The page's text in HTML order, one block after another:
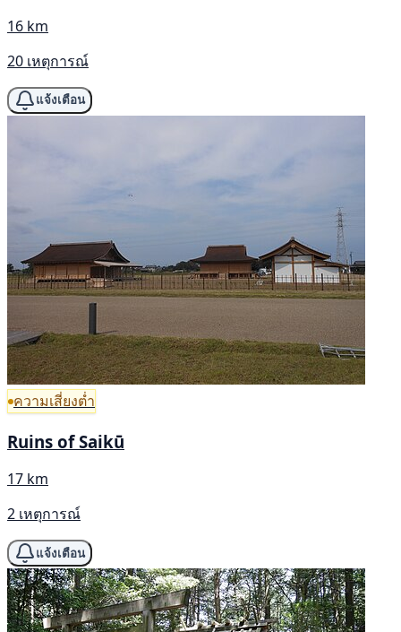
16 km
20 เหตุการณ์
แจ้งเตือน
ความเสี่ยงต่ำ
Ruins of Saikū
17 km
2 เหตุการณ์
แจ้งเตือน